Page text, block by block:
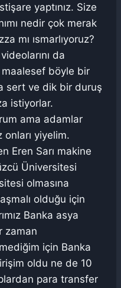
yaptınız. Size
nedir çok merak
mı ısmarlıyoruz?
da
böyle bir
sert ve dik bir duruş
istiyorlar.
ama adamlar
yiyelim.
Eren Sarı makine
Üniversitesi
olmasına
olduğu için
Banka asya
zaman
için Banka
oldu ne de 10
para transfer